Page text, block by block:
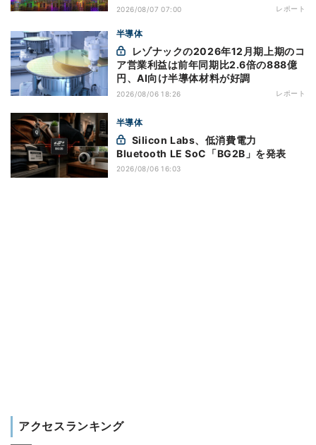
2026/08/07 07:00 レポート
半導体
ア営業利益は前年同期比2.6倍の888億
円、AI向け半導体材料が好調
2026/08/06 18:26 レポート
半導体
Bluetooth LE SoC「BG2B」を発表
2026/08/06 16:03
アクセスランキング